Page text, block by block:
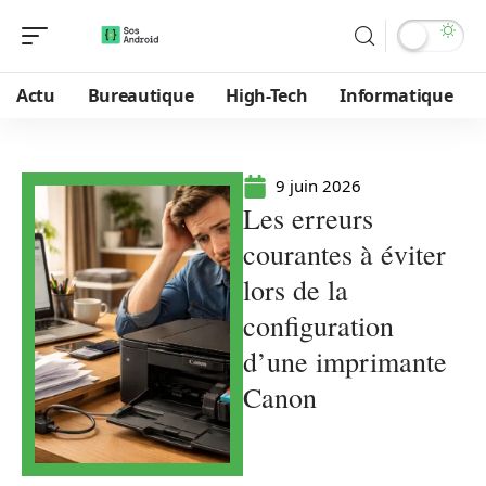
Actu Bureautique High-Tech Informatique
9 juin 2026
Les erreurs
courantes à éviter
lors de la
configuration
d’une imprimante
Canon